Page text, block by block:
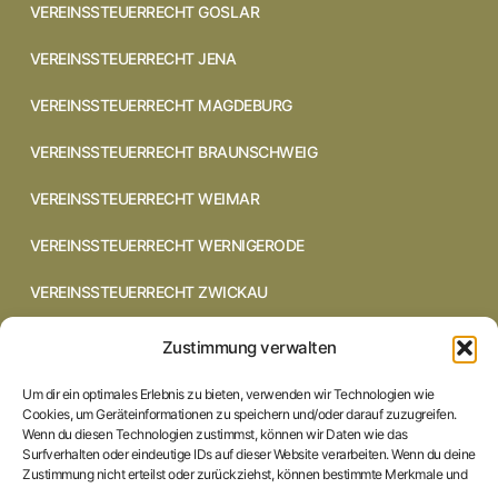
Zustimmung verwalten
Um dir ein optimales Erlebnis zu bieten, verwenden wir Technologien wie
Cookies, um Geräteinformationen zu speichern und/oder darauf zuzugreifen.
Wenn du diesen Technologien zustimmst, können wir Daten wie das
Surfverhalten oder eindeutige IDs auf dieser Website verarbeiten. Wenn du deine
Zustimmung nicht erteilst oder zurückziehst, können bestimmte Merkmale und
VEREINSSTEUERRECHT GOSLAR
VEREINSSTEUERRECHT JENA
VEREINSSTEUERRECHT MAGDEBURG
VEREINSSTEUERRECHT BRAUNSCHWEIG
VEREINSSTEUERRECHT WEIMAR
VEREINSSTEUERRECHT WERNIGERODE
VEREINSSTEUERRECHT ZWICKAU
VEREINSSTEUERRECHT CHEMNITZ
VEREINSSTEUERRECHT DRESDEN
VEREINSSTEUERRECHT COTTBUS
VEREINSSTEUERRECHT IN BRAUNSCHWEIG